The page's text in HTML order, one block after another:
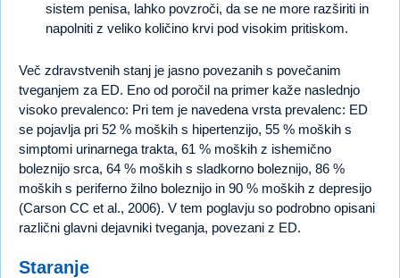
sistem penisa, lahko povzroči, da se ne more razširiti in
napolniti z veliko količino krvi pod visokim pritiskom.
Več zdravstvenih stanj je jasno povezanih s povečanim
tveganjem za ED. Eno od poročil na primer kaže naslednjo
visoko prevalenco: Pri tem je navedena vrsta prevalenc: ED
se pojavlja pri 52 % moških s hipertenzijo, 55 % moških s
simptomi urinarnega trakta, 61 % moških z ishemično
boleznijo srca, 64 % moških s sladkorno boleznijo, 86 %
moških s periferno žilno boleznijo in 90 % moških z depresijo
(Carson CC et al., 2006). V tem poglavju so podrobno opisani
različni glavni dejavniki tveganja, povezani z ED.
Staranje